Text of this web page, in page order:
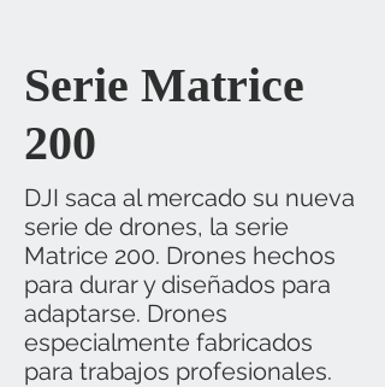
Serie Matrice
200
DJI saca al mercado su nueva
serie de drones, la serie
Matrice 200. Drones hechos
para durar y diseñados para
adaptarse. Drones
especialmente fabricados
para trabajos profesionales.